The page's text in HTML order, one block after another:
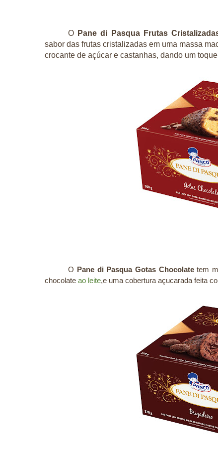
O Pane di Pasqua Frutas
sabor das frutas cristalizadas em uma massa
crocante de açúcar e castanhas, dando um
O Pane di Pasqua Gotas Chocolatetem
chocolate ao leite,e uma cobertura açucarada feita